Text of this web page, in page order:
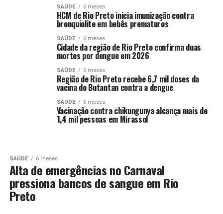
SAÚDE 6 meses
HCM de Rio Preto inicia imunização contra
bronquiolite em bebês prematuros
SAÚDE 6 meses
Cidade da região de Rio Preto confirma duas
mortes por dengue em 2026
SAÚDE 6 meses
Região de Rio Preto recebe 6,7 mil doses da
vacina do Butantan contra a dengue
SAÚDE 6 meses
Vacinação contra chikungunya alcança mais de
1,4 mil pessoas em Mirassol
SAÚDE 6 meses
Alta de emergências no Carnaval
pressiona bancos de sangue em Rio
Preto